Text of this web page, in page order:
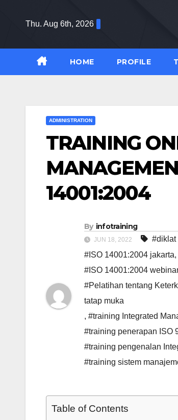
Thu. Aug 6th, 2026
HOME PROFILE
ADMINISTRATION
TRAINING
14001:2004
By infotraining
JUN 18, 2022 #diklat
#ISO 14001:2004 jakarta,
#ISO 14001:2004
#Pelatihan tentang
tatap muka
, #training Integrated
#training penerapan ISO
#training pengenalan
#training sistem
Table of Contents